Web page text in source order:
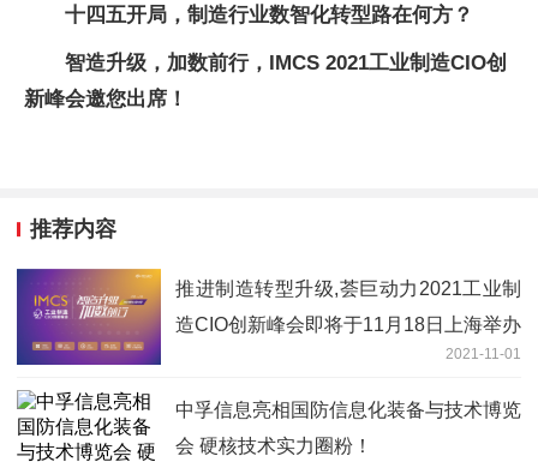
十四五开局，制造行业数智化转型路在何方？
智造升级，加数前行，IMCS 2021工业制造CIO创
新峰会邀您出席！
推荐内容
推进制造转型升级,荟巨动力2021工业制
造CIO创新峰会即将于11月18日上海举办
2021-11-01
中孚信息亮相国防信息化装备与技术博览
会 硬核技术实力圈粉！